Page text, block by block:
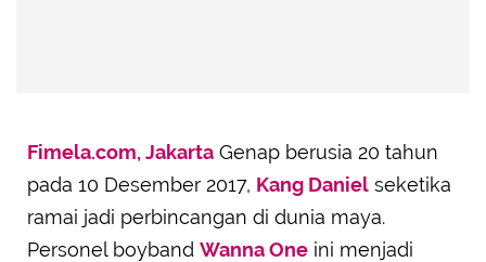
Fimela.com, Jakarta Genap berusia 20 tahun
pada 10 Desember 2017, Kang Daniel seketika
ramai jadi perbincangan di dunia maya.
Personel boyband Wanna One ini menjadi